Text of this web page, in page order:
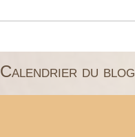
Calendrier du blog